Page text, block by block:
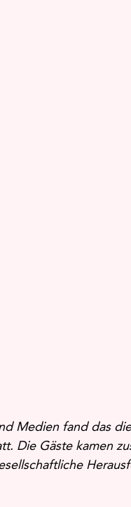
Medien fand das
Die Gäste kamen